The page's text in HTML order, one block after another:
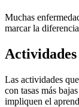
Muchas
marcar la
Las actividades
con tasas más
impliquen el